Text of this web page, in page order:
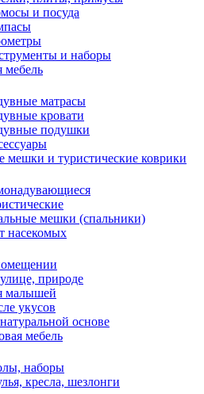
и посуда
и наборы
мебель
матрасы
кровати
подушки
мешки и туристические коврики
мешки (спальники)
насекомых
природе
малышей
укусов
основе
мебель
наборы
кресла, шезлонги